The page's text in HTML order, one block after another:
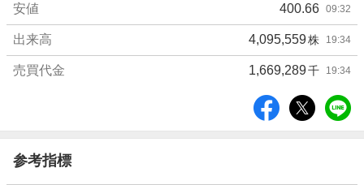
安値 400.66 09:32
出来高 4,095,559株 19:34
売買代金 1,669,289千 19:34
ア
参考指標